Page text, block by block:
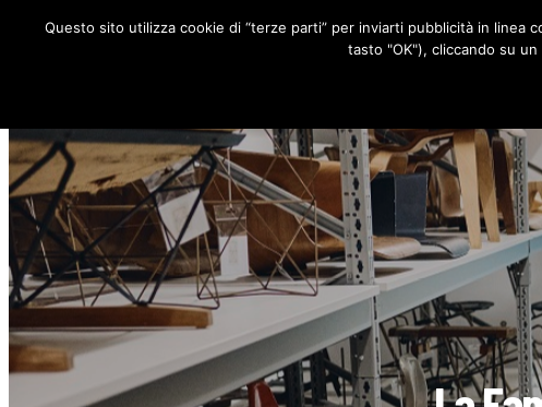
RUBRICHE
Questo sito utilizza cookie di “terze parti” per inviarti pubblicità in linea
tasto "OK"), cliccando su